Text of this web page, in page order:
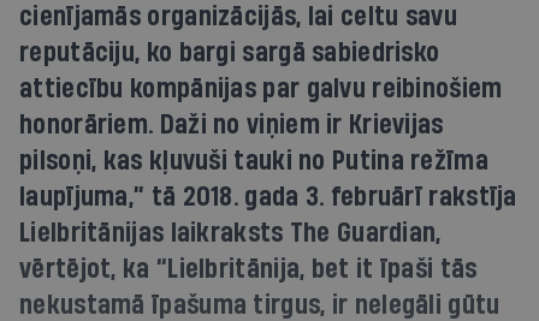
cienījamās organizācijās, lai celtu savu
reputāciju, ko bargi sargā sabiedrisko
attiecību kompānijas par galvu reibinošiem
honorāriem. Daži no viņiem ir Krievijas
pilsoņi, kas kļuvuši tauki no Putina režīma
laupījuma,” tā 2018. gada 3. februārī rakstīja
Lielbritānijas laikraksts The Guardian,
vērtējot, ka “Lielbritānija, bet it īpaši tās
nekustamā īpašuma tirgus, ir nelegāli gūtu